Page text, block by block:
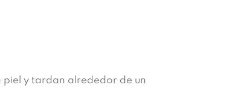
piel y tardan alrededor de un